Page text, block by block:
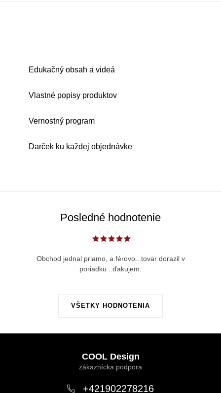
Edukačný obsah a videá
Vlastné popisy produktov
Vernostný program
Darček ku každej objednávke
Posledné hodnotenie
VŠETKY HODNOTENIA
Obchod jednal priamo, a férovo...tovar dorazil v
poriadku...ďakujem.
COOL Design
+421902278216